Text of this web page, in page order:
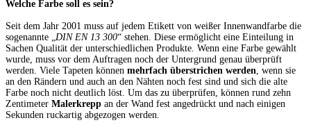
Welche Farbe soll es sein?
Seit dem Jahr 2001 muss auf jedem Etikett von weißer Innenwandfarbe die
sogenannte „DIN EN 13 300“ stehen. Diese ermöglicht eine Einteilung in
Sachen Qualität der unterschiedlichen Produkte. Wenn eine Farbe gewählt
wurde, muss vor dem Auftragen noch der Untergrund genau überprüft
werden. Viele Tapeten können mehrfach überstrichen werden, wenn sie
an den Rändern und auch an den Nähten noch fest sind und sich die alte
Farbe noch nicht deutlich löst. Um das zu überprüfen, können rund zehn
Zentimeter Malerkrepp an der Wand fest angedrückt und nach einigen
Sekunden ruckartig abgezogen werden.